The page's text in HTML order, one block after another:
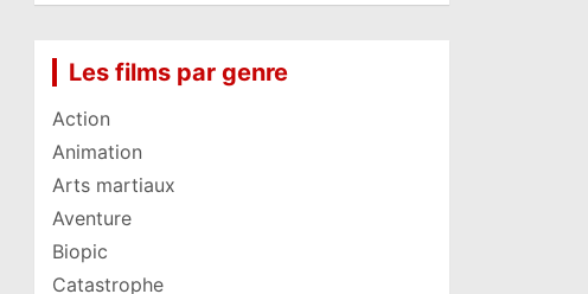
Les films par genre
Action
Animation
Arts martiaux
Aventure
Biopic
Catastrophe